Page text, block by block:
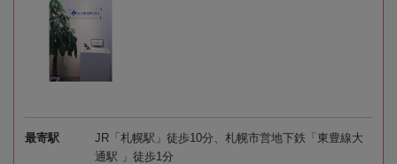
最寄駅
JR「札幌駅」徒歩10分、札幌市営地下鉄「東豊線大
通駅 」徒歩1分